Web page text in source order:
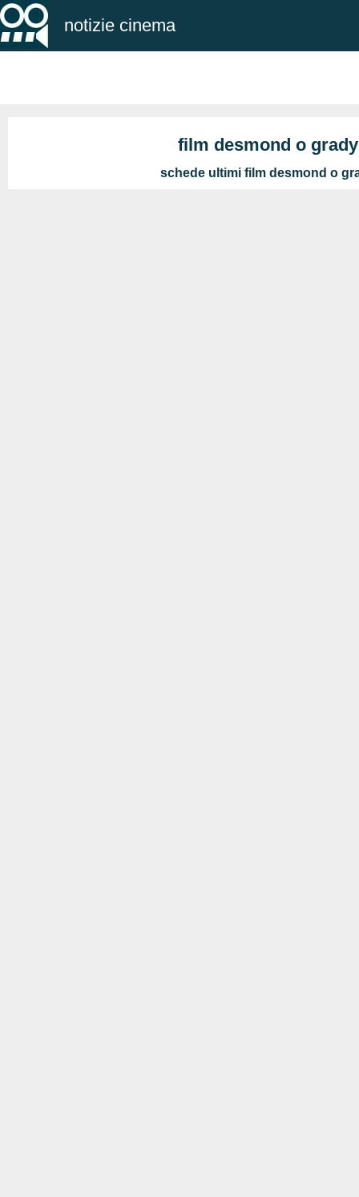
notizie cinema
film desmond o grady
schede ultimi film desmond o